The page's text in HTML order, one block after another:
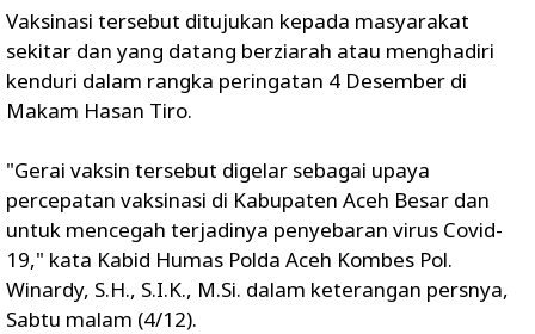
Vaksinasi tersebut ditujukan kepada masyarakat
sekitar dan yang datang berziarah atau menghadiri
kenduri dalam rangka peringatan 4 Desember di
Makam Hasan Tiro.
"Gerai vaksin tersebut digelar sebagai upaya
percepatan vaksinasi di Kabupaten Aceh Besar dan
untuk mencegah terjadinya penyebaran virus Covid-
19," kata Kabid Humas Polda Aceh Kombes Pol.
Winardy, S.H., S.I.K., M.Si. dalam keterangan persnya,
Sabtu malam (4/12).